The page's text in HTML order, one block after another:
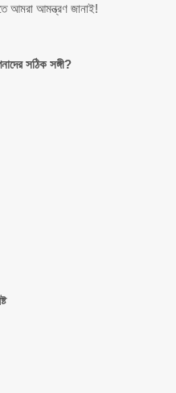
আমরা আমন্ত্রণ জানাই!
সঠিক সঙ্গী?